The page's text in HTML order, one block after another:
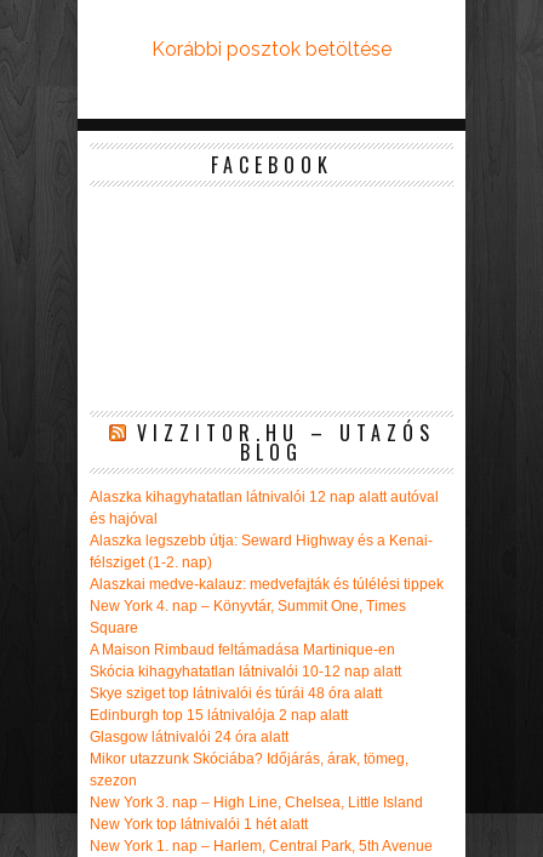
Korábbi posztok betöltése
FACEBOOK
VIZZITOR.HU – UTAZÓS
BLOG
Alaszka kihagyhatatlan látnivalói 12 nap alatt autóval
és hajóval
Alaszka legszebb útja: Seward Highway és a Kenai-
félsziget (1-2. nap)
Alaszkai medve-kalauz: medvefajták és túlélési tippek
New York 4. nap – Könyvtár, Summit One, Times
Square
A Maison Rimbaud feltámadása Martinique-en
Skócia kihagyhatatlan látnivalói 10-12 nap alatt
Skye sziget top látnivalói és túrái 48 óra alatt
Edinburgh top 15 látnivalója 2 nap alatt
Glasgow látnivalói 24 óra alatt
Mikor utazzunk Skóciába? Időjárás, árak, tömeg,
szezon
New York 3. nap – High Line, Chelsea, Little Island
New York top látnivalói 1 hét alatt
New York 1. nap – Harlem, Central Park, 5th Avenue